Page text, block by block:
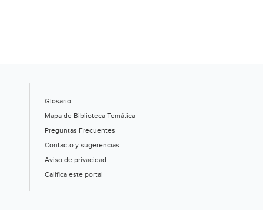
Glosario
Mapa de Biblioteca Temática
Preguntas Frecuentes
Contacto y sugerencias
Aviso de privacidad
Califica este portal